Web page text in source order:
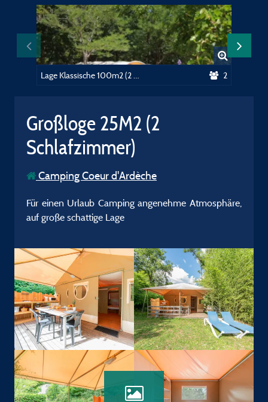
2
Großloge 25M2 (2
Schlafzimmer)
Camping Coeur d'Ardèche
Für einen Urlaub Camping angenehme Atmosphäre,
auf große schattige Lage